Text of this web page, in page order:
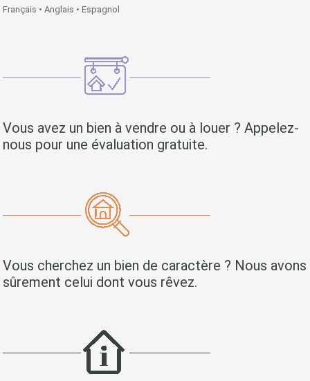
Français • Anglais • Espagnol
Vous avez un bien à vendre ou à louer ? Appelez-
nous pour une évaluation gratuite.
Vous cherchez un bien de caractère ? Nous avons
sûrement celui dont vous rêvez.